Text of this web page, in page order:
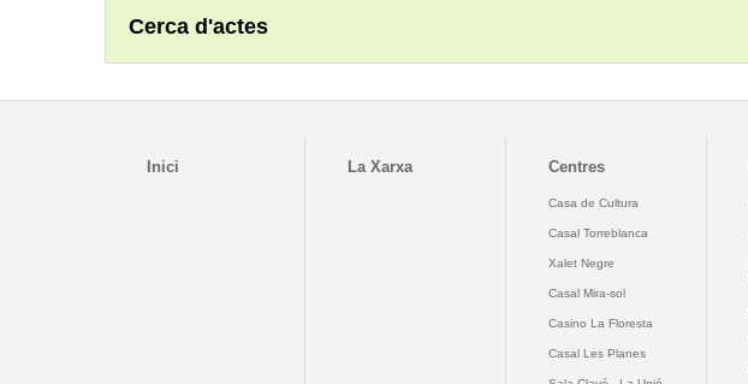
Cerca d'actes
Inici La Xarxa Centres
Casa de Cultura
Casal Torreblanca
Xalet Negre
Casal Mira-sol
Casino La Floresta
Casal Les Planes